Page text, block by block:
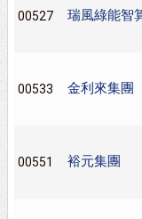
00527 瑞風綠能智
00533 金利來集團
00551 裕元集團